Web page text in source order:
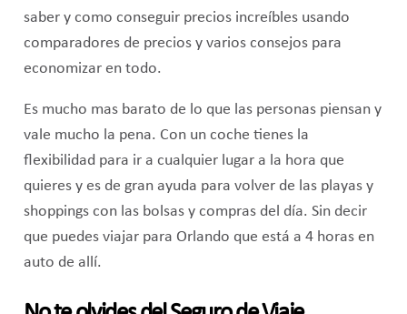
saber y como conseguir precios increíbles usando
comparadores de precios y varios consejos para
economizar en todo.
Es mucho mas barato de lo que las personas piensan y
vale mucho la pena. Con un coche tienes la
flexibilidad para ir a cualquier lugar a la hora que
quieres y es de gran ayuda para volver de las playas y
shoppings con las bolsas y compras del día. Sin decir
que puedes viajar para Orlando que está a 4 horas en
auto de allí.